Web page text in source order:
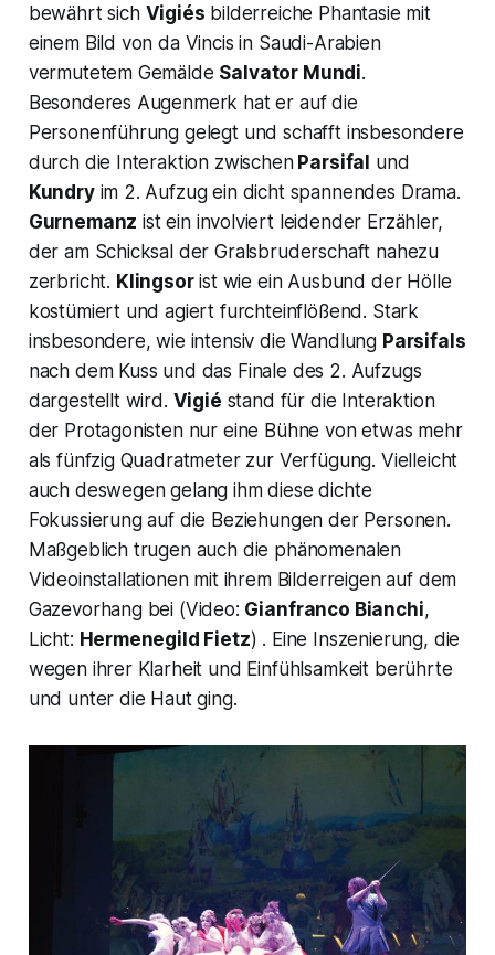
bewährt sich Vigiés bilderreiche Phantasie mit
einem Bild von da Vincis in Saudi-Arabien
vermutetem Gemälde Salvator Mundi.
Besonderes Augenmerk hat er auf die
Personenführung gelegt und schafft insbesondere
durch die Interaktion zwischenParsifal und
Kundryim 2. Aufzug ein dicht spannendes Drama.
Gurnemanz ist ein involviert leidender Erzähler,
der am Schicksal der Gralsbruderschaft nahezu
zerbricht. Klingsor ist wie ein Ausbund der Hölle
kostümiert und agiert furchteinflößend. Stark
insbesondere, wie intensiv die Wandlung Parsifals
nach dem Kuss und das Finale des 2. Aufzugs
dargestellt wird. Vigié stand für die Interaktion
der Protagonisten nur eine Bühne von etwas mehr
als fünfzig Quadratmeter zur Verfügung. Vielleicht
auch deswegen gelang ihm diese dichte
Fokussierung auf die Beziehungen der Personen.
Maßgeblich trugen auch die phänomenalen
Videoinstallationen mit ihrem Bilderreigen auf dem
Gazevorhang bei (Video: Gianfranco Bianchi,
Licht: Hermenegild Fietz) . Eine Inszenierung, die
wegen ihrer Klarheit und Einfühlsamkeit berührte
und unter die Haut ging.